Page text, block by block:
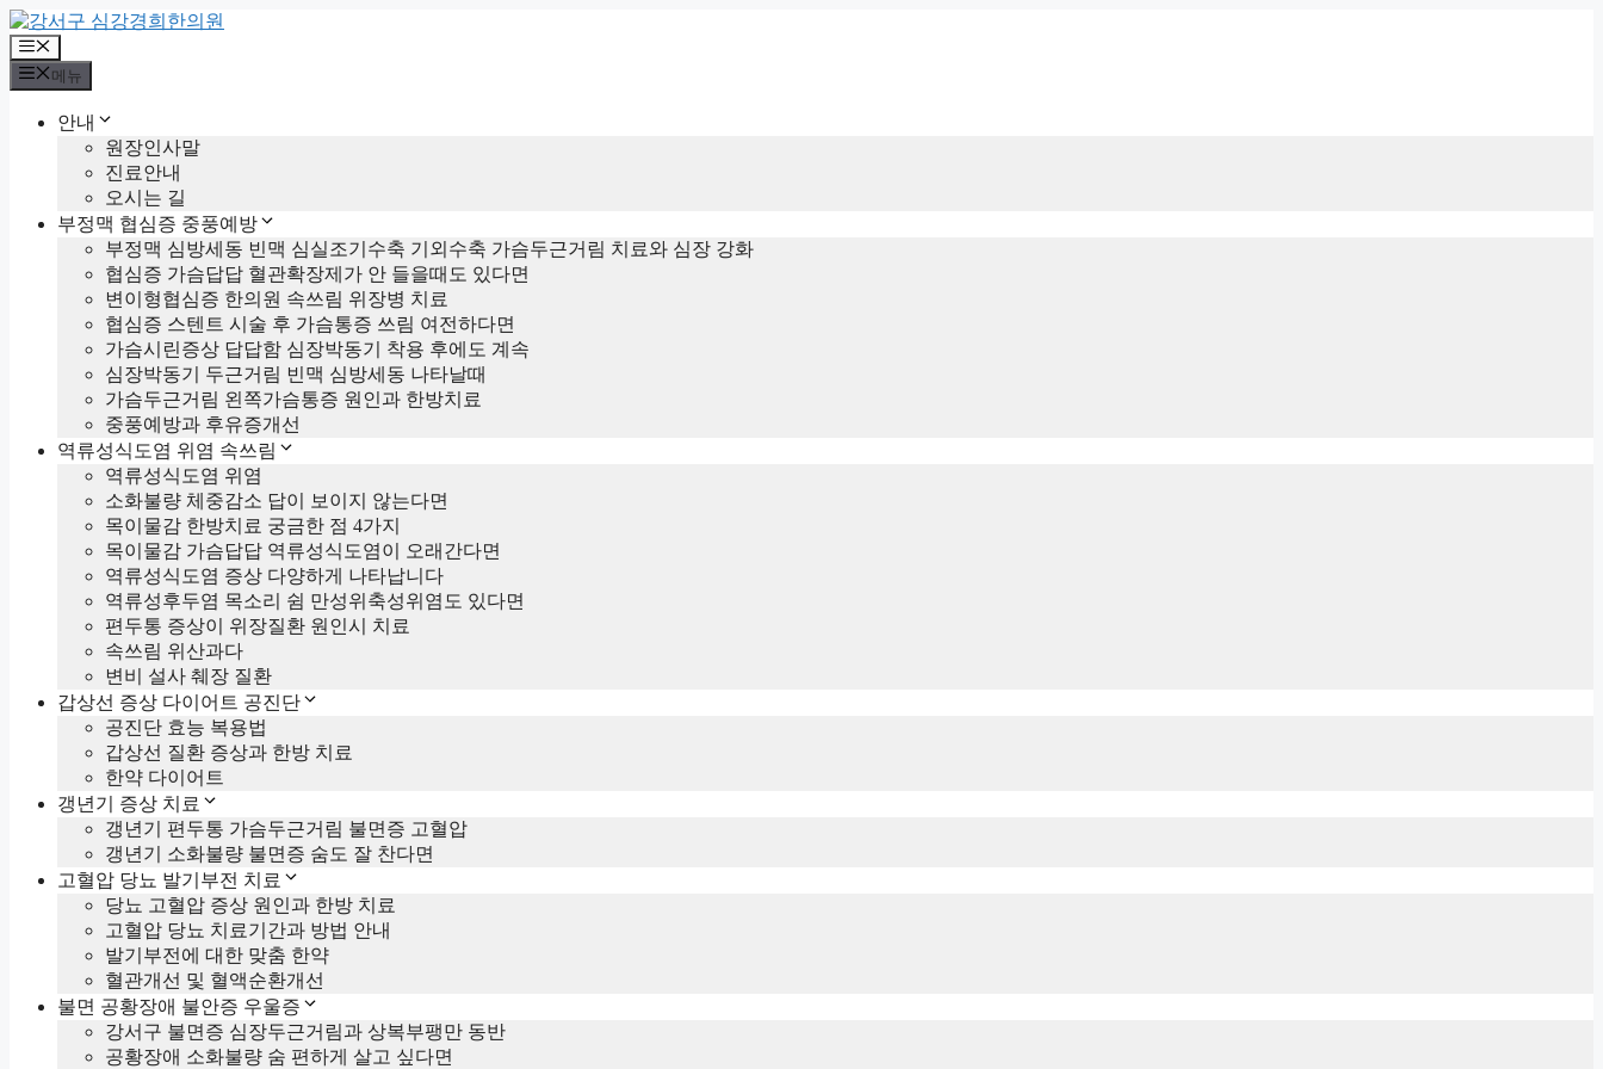
컨
텐
츠
로
메
뉴
메뉴
안내
원장인사말
진료안내
오시는 길
부정맥 협심증 중풍예방
부정맥 심방세동 빈맥 심실조기수축 기외수축 가슴두근거림 치료와 심장 강화
협심증 가슴답답 혈관확장제가 안 들을때도 있다면
변이형협심증 한의원 속쓰림 위장병 치료
협심증 스텐트 시술 후 가슴통증 쓰림 여전하다면
가슴시린증상 답답함 심장박동기 착용 후에도 계속
심장박동기 두근거림 빈맥 심방세동 나타날때
가슴두근거림 왼쪽가슴통증 원인과 한방치료
중풍예방과 후유증개선
역류성식도염 위염 속쓰림
역류성식도염 위염
소화불량 체중감소 답이 보이지 않는다면
목이물감 한방치료 궁금한 점 4가지
목이물감 가슴답답 역류성식도염이 오래간다면
역류성식도염 증상 다양하게 나타납니다
역류성후두염 목소리 쉼 만성위축성위염도 있다면
편두통 증상이 위장질환 원인시 치료
속쓰림 위산과다
변비 설사 췌장 질환
갑상선 증상 다이어트 공진단
공진단 효능 복용법
갑상선 질환 증상과 한방 치료
한약 다이어트
갱년기 증상 치료
갱년기 편두통 가슴두근거림 불면증 고혈압
갱년기 소화불량 불면증 숨도 잘 찬다면
고혈압 당뇨 발기부전 치료
당뇨 고혈압 증상 원인과 한방 치료
고혈압 당뇨 치료기간과 방법 안내
발기부전에 대한 맞춤 한약
혈관개선 및 혈액순환개선
불면 공황장애 불안증 우울증
강서구 불면증 심장두근거림과 상복부팽만 동반
공황장애 소화불량 숨 편하게 살고 싶다면